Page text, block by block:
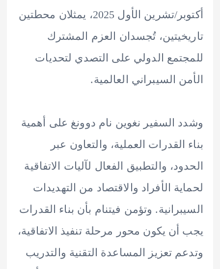
أكتوبر/تشرين الأول 2025، يمثلان محطتين
تُجسدان العزم المشترك
الدولي على التصدي لتحديات
السيبراني العالمية.
السفير نغوين نام دوونغ على أهمية
القدرات العملية، والتعاون عبر
والتطبيق الفعال لآليات الاتفاقية
الأفراد والاقتصاد من التهديدات
وتؤمن فيتنام بأن بناء القدرات
يكون محور مرحلة تنفيذ الاتفاقية،
تعزيز المساعدة التقنية والتدريب